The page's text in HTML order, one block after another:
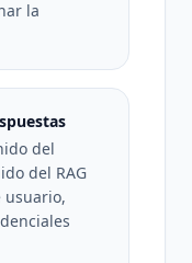
la
del
del RAG
usuario,